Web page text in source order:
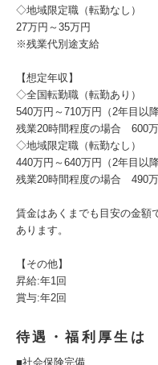
◇地域限定職（転勤なし）
27万円～35万円
※残業代別途支給
【想定年収】
◇全国転勤職（転勤あり）
540万円～710万円（2年目以
残業20時間程度の場合 600
◇地域限定職（転勤なし）
440万円～640万円（2年目以
残業20時間程度の場合 490
賃金はあくまでも目安の金額
あります。
【その他】
昇給:年1回
賞与:年2回
待遇・福利厚生は
■社会保険完備